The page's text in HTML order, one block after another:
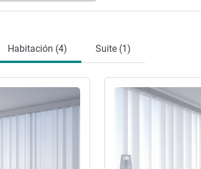
Habitación (4) Suite (1)
Más información